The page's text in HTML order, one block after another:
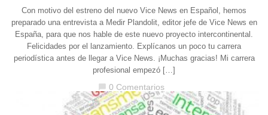
Con motivo del estreno del nuevo Vice News en Español, hemos
preparado una entrevista a Medir Plandolit, editor jefe de Vice News en
España, para que nos hable de este nuevo proyecto intercontinental.
Felicidades por el lanzamiento. Explícanos un poco tu carrera
periodística antes de llegar a Vice News. ¡Muchas gracias! Mi carrera
profesional empezó […]
chat_bubble 0 Comentarios